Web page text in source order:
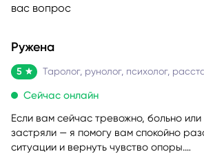
вас вопрос
Ружена
5
Сейчас онлайн
Если вам сейчас тревожно, больно или
застряли — я помогу вам спокойно
ситуации и вернуть чувство опоры.